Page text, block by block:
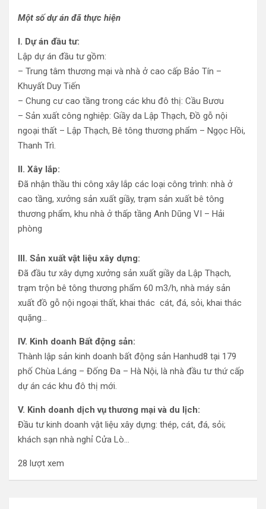
Một số dự án đã thực hiện
I. Dự án đầu tư:
Lập dự án đầu tư gồm:
– Trung tâm thương mại và nhà ở cao cấp Bảo Tín –
Khuyất Duy Tiến
– Chung cư cao tầng trong các khu đô thị: Cầu Bươu
– Sản xuất công nghiệp: Giầy da Lập Thạch, Đồ gỗ nội
ngoại thất – Lập Thạch, Bê tông thương phẩm – Ngọc Hồi,
Thanh Trì.
II. Xây lắp:
Đã nhận thầu thi công xây lắp các loại công trình: nhà ở
cao tầng, xưởng sản xuất giầy, trạm sản xuất bê tông
thương phẩm, khu nhà ở thấp tầng Anh Dũng VI – Hải
phòng
III. Sản xuất vật liệu xây dựng:
Đã đầu tư xây dựng xưởng sản xuất giầy da Lập Thạch,
trạm trộn bê tông thương phẩm 60 m3/h, nhà máy sản
xuất đồ gỗ nội ngoại thất, khai thác cát, đá, sỏi, khai thác
quặng…
IV. Kinh doanh Bất động sản:
Thành lập sản kinh doanh bất động sản Hanhud8 tại 179
phố Chùa Láng – Đống Đa – Hà Nội, là nhà đầu tư thứ cấp
dự án các khu đô thị mới.
V. Kinh doanh dịch vụ thương mại và du lịch:
Đầu tư kinh doanh vật liệu xây dựng: thép, cát, đá, sỏi;
khách sạn nhà nghỉ Cửa Lò…
28 lượt xem